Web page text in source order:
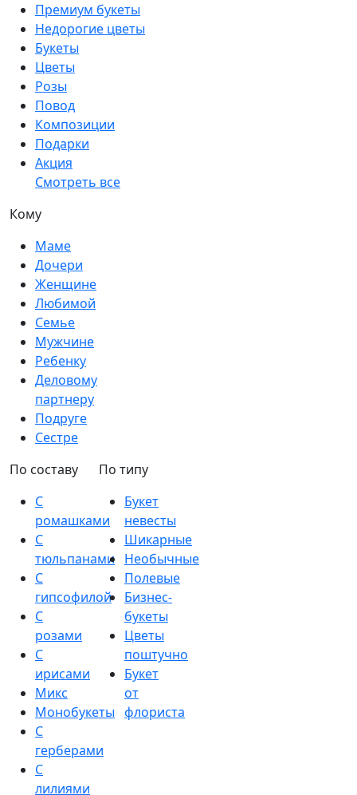
Премиум букеты
Недорогие цветы
Букеты
Цветы
Розы
Повод
Композиции
Подарки
Акция
Смотреть все
Кому
Маме
Дочери
Женщине
Любимой
Семье
Мужчине
Ребенку
Деловому
партнеру
Подруге
Сестре
По составу
С
ромашками
С
тюльпанами
С
гипсофилой
С
розами
С
ирисами
Микс
Монобукеты
С
герберами
С
лилиями
По типу
Букет
невесты
Шикарные
Необычные
Полевые
Бизнес-
букеты
Цветы
поштучно
Букет
от
флориста